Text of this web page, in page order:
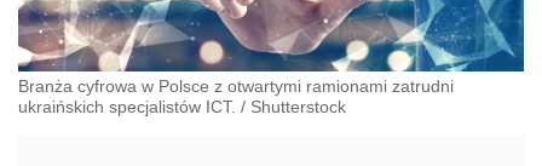
Branża cyfrowa w Polsce z otwartymi ramionami zatrudni
ukraińskich specjalistów ICT. / Shutterstock